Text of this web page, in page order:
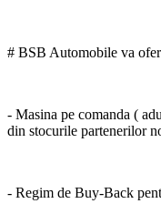
# BSB Automobile va
- Masina pe comanda (
din stocurile partenerilor
- Regim de Buy-Back